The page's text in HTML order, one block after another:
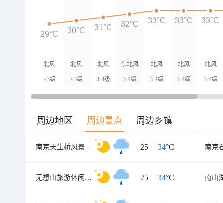
北风
<3级
北风
<3级
北风
3-4级
东北风
3-4级
北风
3-4级
北风
3-4级
北风
3-4级
29°C 30°C 31°C 32°C 33°C 33°C 33°C
周边地区 周边景点 周边乡镇
南京天生桥风景名胜区 25 / 34°C
无想山旅游休闲度假区 25 / 34°C 南山